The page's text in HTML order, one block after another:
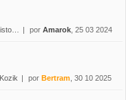
por Amarok , 25 03 2024
por Bertram , 30 10 2025